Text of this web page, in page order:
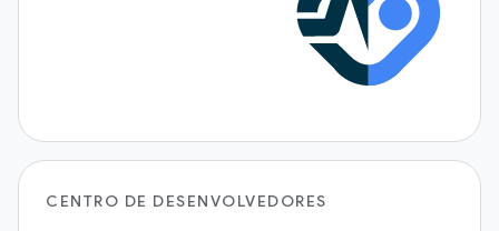
CENTRO DE DESENVOLVEDORES